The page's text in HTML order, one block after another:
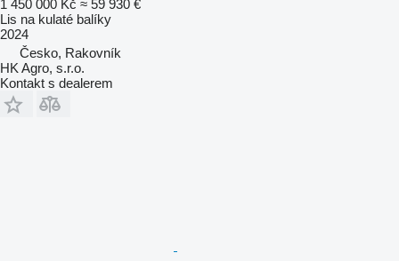
1 450 000 Kč ≈ 59 930 €
Lis na kulaté balíky
2024
Česko, Rakovník
HK Agro, s.r.o.
Kontakt s dealerem